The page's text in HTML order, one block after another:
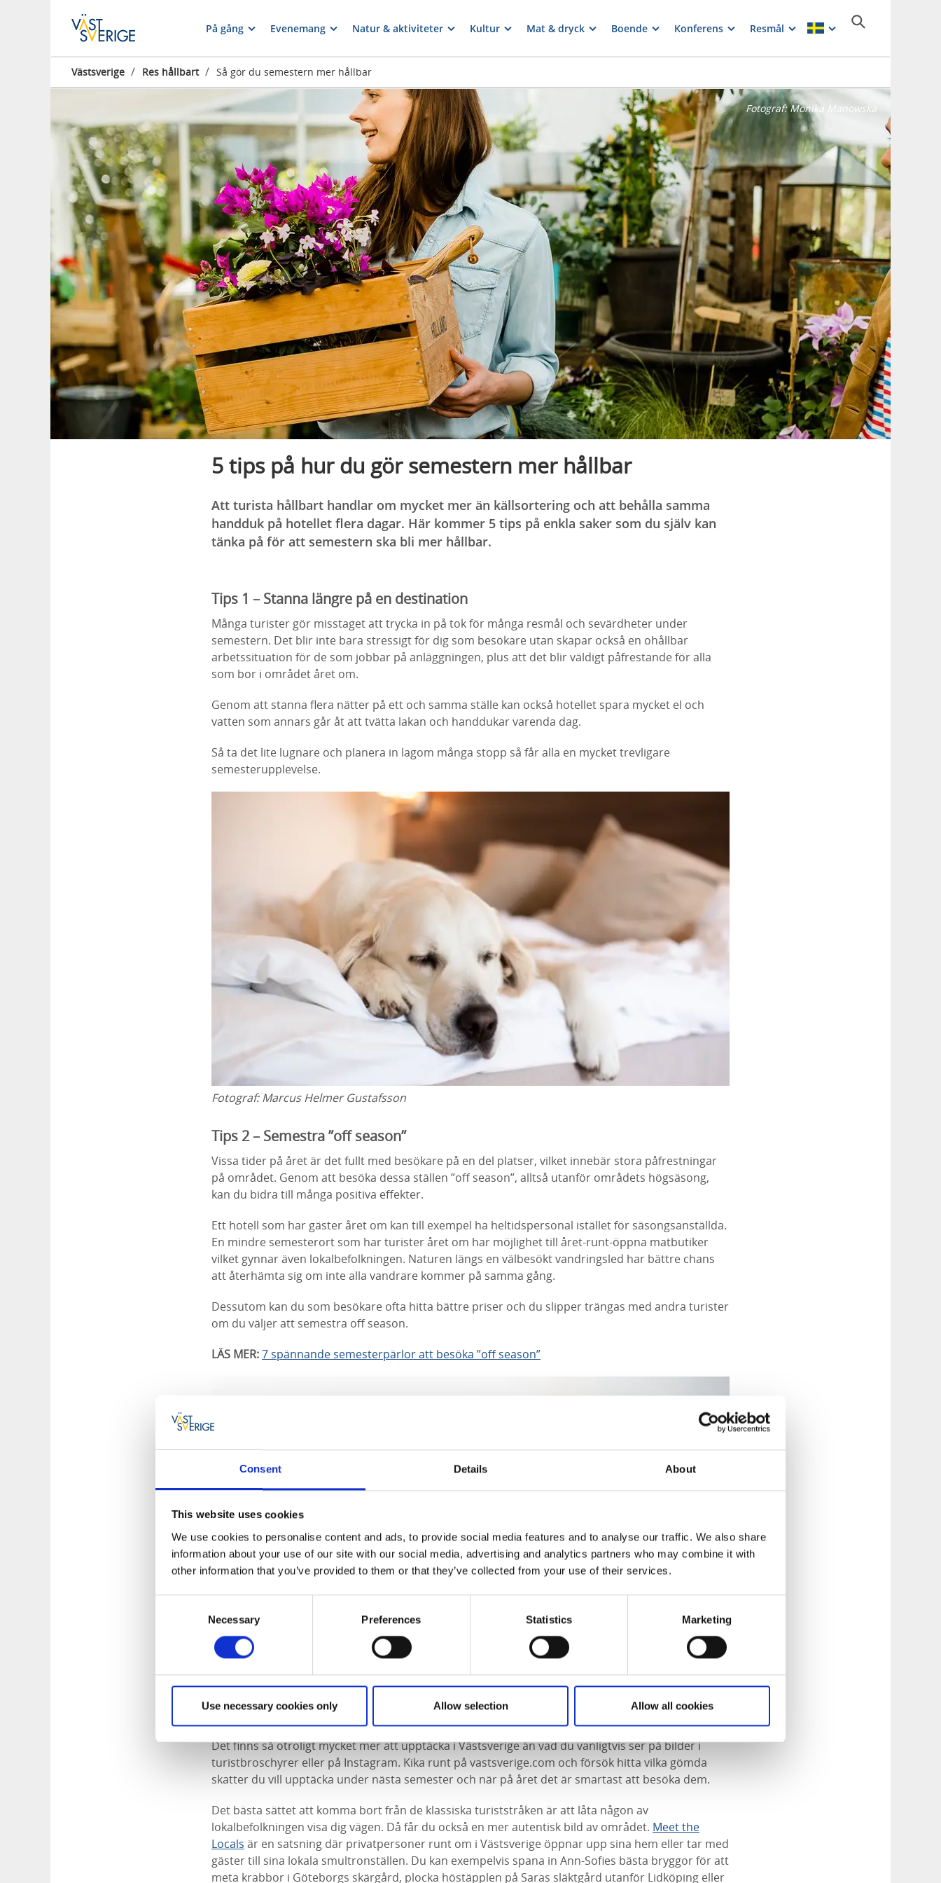
Consent Details About
This website uses cookies
We use cookies to personalise content and ads, to provide social media features and to analyse our traffic. We also share
information about your use of our site with our social media, advertising and analytics partners who may combine it with
other information that you’ve provided to them or that they’ve collected from your use of their services.
Necessary Preferences Statistics Marketing
Use necessary cookies only Allow selection Allow all cookies
På gång Evenemang Natur & aktiviteter Kultur Mat & dryck Boende Konferens Resmål
Västsverige / Res hållbart / Så gör du semestern mer hållbar
Fotograf:Monika Manowska
5 tips på hur du gör semestern mer hållbar
Att turista hållbart handlar om mycket mer än källsortering och att behålla samma
handduk på hotellet flera dagar. Här kommer 5 tips på enkla saker som du själv kan
tänka på för att semestern ska bli mer hållbar.
Tips 1 – Stanna längre på en destination
Många turister gör misstaget att trycka in på tok för många resmål och sevärdheter under
semestern. Det blir inte bara stressigt för dig som besökare utan skapar också en ohållbar
arbetssituation för de som jobbar på anläggningen, plus att det blir väldigt påfrestande för alla
som bor i området året om.
Genom att stanna flera nätter på ett och samma ställe kan också hotellet spara mycket el och
vatten som annars går åt att tvätta lakan och handdukar varenda dag.
Så ta det lite lugnare och planera in lagom många stopp så får alla en mycket trevligare
semesterupplevelse.
Fotograf:Marcus Helmer Gustafsson
Tips 2 – Semestra ”off season”
Vissa tider på året är det fullt med besökare på en del platser, vilket innebär stora påfrestningar
på området. Genom att besöka dessa ställen ”off season”, alltså utanför områdets högsäsong,
kan du bidra till många positiva effekter.
Ett hotell som har gäster året om kan till exempel ha heltidspersonal istället för säsongsanställda.
En mindre semesterort som har turister året om har möjlighet till året-runt-öppna matbutiker
vilket gynnar även lokalbefolkningen. Naturen längs en välbesökt vandringsled har bättre chans
att återhämta sig om inte alla vandrare kommer på samma gång.
Dessutom kan du som besökare ofta hitta bättre priser och du slipper trängas med andra turister
om du väljer att semestra off season.
LÄS MER:7 spännande semesterpärlor att besöka ”off season”
Fotograf:Jonas Ingman
Tips 3 – Ta dig bort från turiststråken (med en lokal guide)
Det finns så otroligt mycket mer att upptäcka i Västsverige än vad du vanligtvis ser på bilder i
turistbroschyrer eller på Instagram. Kika runt på vastsverige.com och försök hitta vilka gömda
skatter du vill upptäcka under nästa semester och när på året det är smartast att besöka dem.
Det bästa sättet att komma bort från de klassiska turiststråken är att låta någon av
lokalbefolkningen visa dig vägen. Då får du också en mer autentisk bild av området. Meet the
Locals är en satsning där privatpersoner runt om i Västsverige öppnar upp sina hem eller tar med
gäster till sina lokala smultronställen. Du kan exempelvis spana in Ann-Sofies bästa bryggor för att
meta krabbor i Göteborgs skärgård, plocka höstäpplen på Saras släktgård utanför Lidköping eller